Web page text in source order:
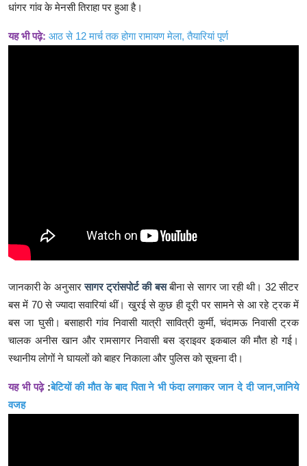
धांगर गांव के मेनसी तिराहा पर हुआ है।
यह भी पढ़े: आठ से 12 मार्च तक होगा रामायण मेला, तैयारियां पूर्ण
जानकारी के अनुसारसागर ट्रांसपोर्ट की बसबीना से सागर जा रही थी। 32 सीटर
बस में 70 से ज्यादा सवारियां थीं। खुरई से कुछ ही दूरी पर सामने से आ रहे ट्रक में
बस जा घुसी। बसाहारी गांव निवासी यात्री सावित्री कुर्मी, चंदामऊ निवासी ट्रक
चालक अनीस खान और रामसागर निवासी बस ड्राइवर इकबाल की मौत हो गई।
स्थानीय लोगों ने घायलों को बाहर निकाला और पुलिस को सूचना दी।
यह भी पढ़े :बेटियों की मौत के बाद पिता ने भी फंदा लगाकर जान दे दी जान,जानिये
वजह